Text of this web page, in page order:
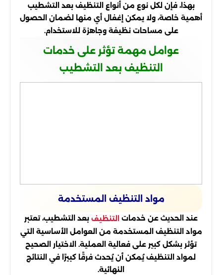
بهذا، فإن لكل نوع من أنواع التنظيف بعد التشطيب
أهمية خاصة، ولا يمكن إغفال أي منها لضمان الحصول
على مساحات نظيفة وجاهزة للاستخدام.
عوامل مهمة تؤثر على خدمات
التنظيف بعد التشطيب
مواد التنظيف المستخدمة
عند الحديث عن خدمات التنظيف بعد التشطيب، تعتبر
مواد التنظيف المستخدمة من العوامل الأساسية التي
تؤثر بشكل كبير على فعالية العملية. الاختيار الصحيح
لمواد التنظيف يُمكن أن يُحدث فرقًا كبيرًا في النتائج
النهائية.